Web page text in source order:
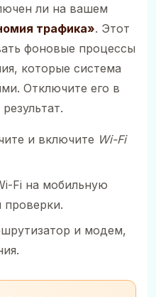
ли на вашем
трафика». Этот
фоновые процессы
которые система
Отключите его в
и включите Wi-Fi
Fi на мобильную
проверки.
и модем,